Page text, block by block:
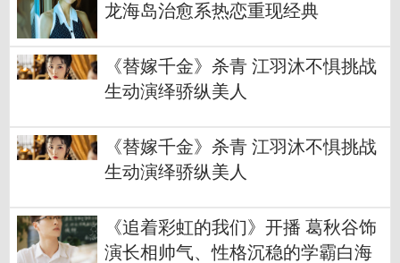
龙海岛治愈系热恋重现经典
《替嫁千金》杀青 江羽沐不惧挑战
生动演绎骄纵美人
《替嫁千金》杀青 江羽沐不惧挑战
生动演绎骄纵美人
《追着彩虹的我们》开播 葛秋谷饰
演长相帅气、性格沉稳的学霸白海